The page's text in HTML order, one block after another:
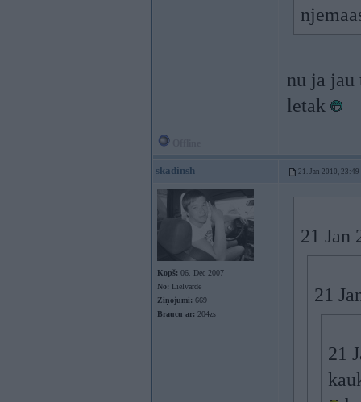
nu ja jau
letak
skadinsh 21. Jan 2010, 23:49
Kopš: 06. Dec 2007
No: Lielvārde
Ziņojumi: 669
Braucu ar: 204zs
21 Jan
21
21